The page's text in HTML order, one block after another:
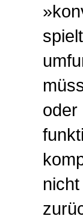
oder